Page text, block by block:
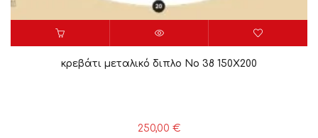
κρεβάτι μεταλικό διπλο Νο 38 150X200
250,00 €